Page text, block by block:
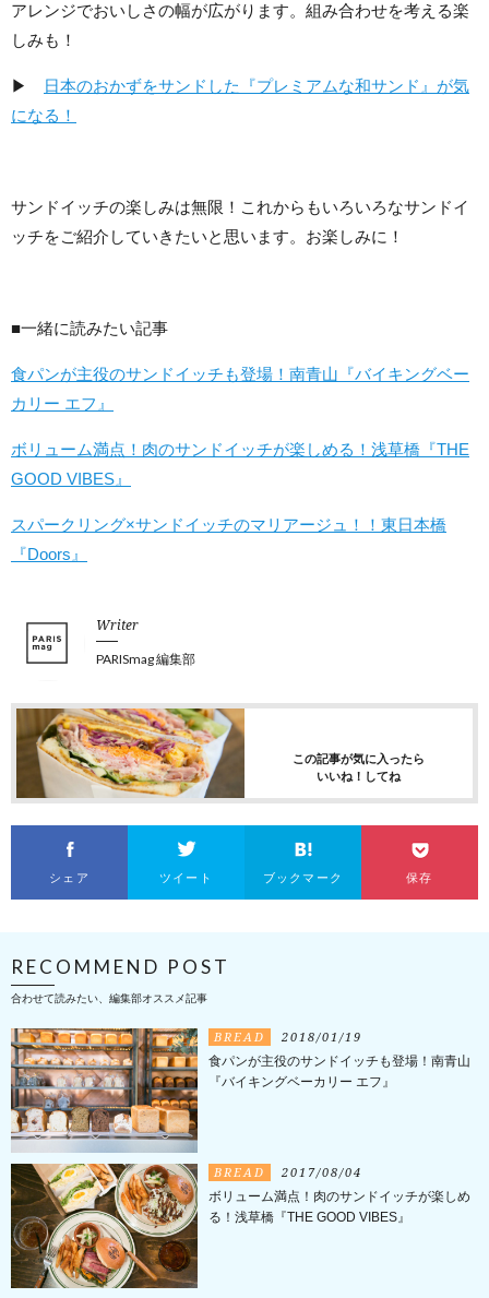
アレンジでおいしさの幅が広がります。組み合わせを考える楽
しみも！
▶
日本のおかずをサンドした『プレミアムな和サンド』が気
になる！
サンドイッチの楽しみは無限！これからもいろいろなサンドイ
ッチをご紹介していきたいと思います。お楽しみに！
■一緒に読みたい記事
食パンが主役のサンドイッチも登場！南青山『バイキングベー
カリー エフ』
ボリューム満点！肉のサンドイッチが楽しめる！浅草橋『THE
GOOD VIBES』
スパークリング×サンドイッチのマリアージュ！！東日本橋
『Doors』
Writer
PARISmag 編集部
この記事が気に入ったら
いいね！してね
シェア ツイート ブックマーク 保存
RECOMMEND POST
合わせて読みたい、編集部オススメ記事
BREAD 2018/01/19
食パンが主役のサンドイッチも登場！南青山
『バイキングベーカリー エフ』
BREAD 2017/08/04
ボリューム満点！肉のサンドイッチが楽しめ
る！浅草橋『THE GOOD VIBES』